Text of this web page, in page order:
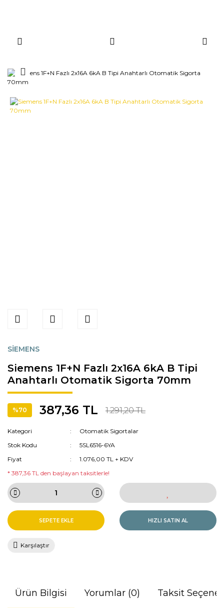
SİEMENS
Siemens 1F+N Fazlı 2x16A 6kA B Tipi
Anahtarlı Otomatik Sigorta 70mm
%70 387,36 TL 1.291,20 TL
Kategori
Otomatik Sigortalar
Stok Kodu
5SL6516-6YA
Fiyat
1.076,00 TL + KDV
* 387,36 TL den başlayan taksitlerle!
SEPETE EKLE HIZLI SATIN AL
Karşılaştır
Ürün Bilgisi Yorumlar (0) Taksit